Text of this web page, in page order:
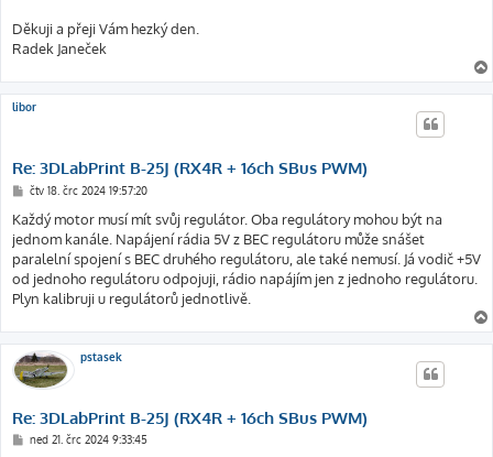
Děkuji a přeji Vám hezký den.
Radek Janeček
libor
Re: 3DLabPrint B-25J (RX4R + 16ch SBus PWM)
P
í
s
p
ě
v
e
k
čtv 18. črc 2024 19:57:20
Každý motor musí mít svůj regulátor. Oba regulátory mohou být na
jednom kanále. Napájení rádia 5V z BEC regulátoru může snášet
paralelní spojení s BEC druhého regulátoru, ale také nemusí. Já vodič +5V
od jednoho regulátoru odpojuji, rádio napájím jen z jednoho regulátoru.
Plyn kalibruji u regulátorů jednotlivě.
pstasek
Re: 3DLabPrint B-25J (RX4R + 16ch SBus PWM)
Pned 21. črc 2024 9:33:45